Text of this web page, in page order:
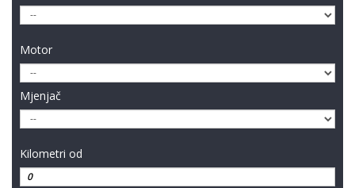
Motor
Mjenjač
Kilometri od